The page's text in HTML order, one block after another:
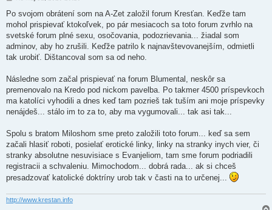
í
p
e
o
k
Po svojom obrátení som na A-Zet založil forum Kresťan. Keďže tam
mohol prispievať ktokoľvek, po pár mesiacoch sa toto forum zvrhlo na
svetské forum plné sexu, osočovania, podozrievania... žiadal som
adminov, aby ho zrušili. Keďže patrilo k najnavštevovanejším, odmietli
tak urobiť. Dištancoval som sa od neho.
Následne som začal prispievať na forum Blumental, neskôr sa
premenovalo na Kredo pod nickom pavelba. Po takmer 4500 príspevkoch
ma katolíci vyhodili a dnes keď tam pozrieš tak tuším ani moje príspevky
nenájdeš... stálo im to za to, aby ma vygumovali... tak asi tak...
Spolu s bratom Miloshom sme preto založili toto forum... keď sa sem
začali hlasiť roboti, posielať erotické linky, linky na stranky inych vier, či
stranky absolutne nesuvisiace s Evanjeliom, tam sme forum podriadili
registracii a schvaleniu. Mimochodom... dobrá rada... ak si chceš
presadzovať katolické doktríny urob tak v časti na to určenej...
http://www.krestan.info